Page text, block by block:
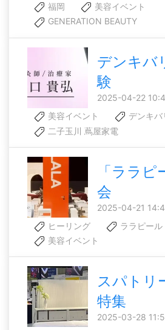
福岡
美容イベント
GENERATION BEAUTY
デンキバ
験
2025-04-22
美容イベント
デンキバ
二子玉川 蔦屋家電
「ララ
会
2025-04-21
ヒーリング
ララピール
美容イベント
スパトリ
特集
2025-03-28